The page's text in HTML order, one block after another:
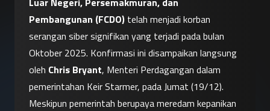
Pembangunan (FCDO) telah menjadi korban
serangan siber signifikan yang terjadi pada bulan
Oktober 2025. Konfirmasi ini disampaikan langsung
oleh Chris Bryant, Menteri Perdagangan dalam
pemerintahan Keir Starmer, pada Jumat (19/12).
Meskipun pemerintah berupaya meredam kepanikan